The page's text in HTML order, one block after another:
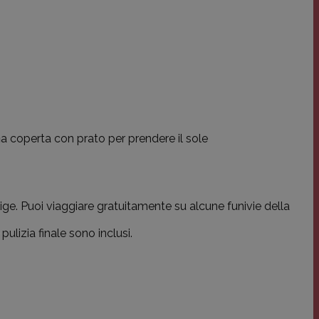
coperta con prato per prendere il sole
Puoi viaggiare gratuitamente su alcune funivie della
finale sono inclusi.
wird er zur
mit hohem